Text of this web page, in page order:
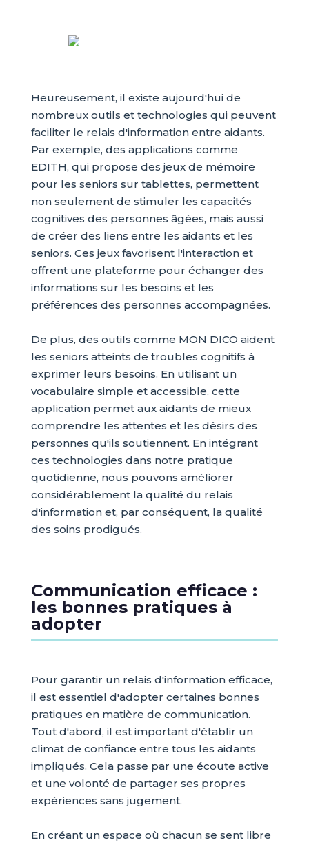
Heureusement, il existe aujourd'hui de
nombreux outils et technologies qui peuvent
faciliter le relais d'information entre aidants.
Par exemple, des applications comme
EDITH, qui propose des jeux de mémoire
pour les seniors sur tablettes, permettent
non seulement de stimuler les capacités
cognitives des personnes âgées, mais aussi
de créer des liens entre les aidants et les
seniors. Ces jeux favorisent l'interaction et
offrent une plateforme pour échanger des
informations sur les besoins et les
préférences des personnes accompagnées.
De plus, des outils comme MON DICO aident
les seniors atteints de troubles cognitifs à
exprimer leurs besoins. En utilisant un
vocabulaire simple et accessible, cette
application permet aux aidants de mieux
comprendre les attentes et les désirs des
personnes qu'ils soutiennent. En intégrant
ces technologies dans notre pratique
quotidienne, nous pouvons améliorer
considérablement la qualité du relais
d'information et, par conséquent, la qualité
des soins prodigués.
Communication efficace :
les bonnes pratiques à
adopter
Pour garantir un relais d'information efficace,
il est essentiel d'adopter certaines bonnes
pratiques en matière de communication.
Tout d'abord, il est important d'établir un
climat de confiance entre tous les aidants
impliqués. Cela passe par une écoute active
et une volonté de partager ses propres
expériences sans jugement.
En créant un espace où chacun se sent libre